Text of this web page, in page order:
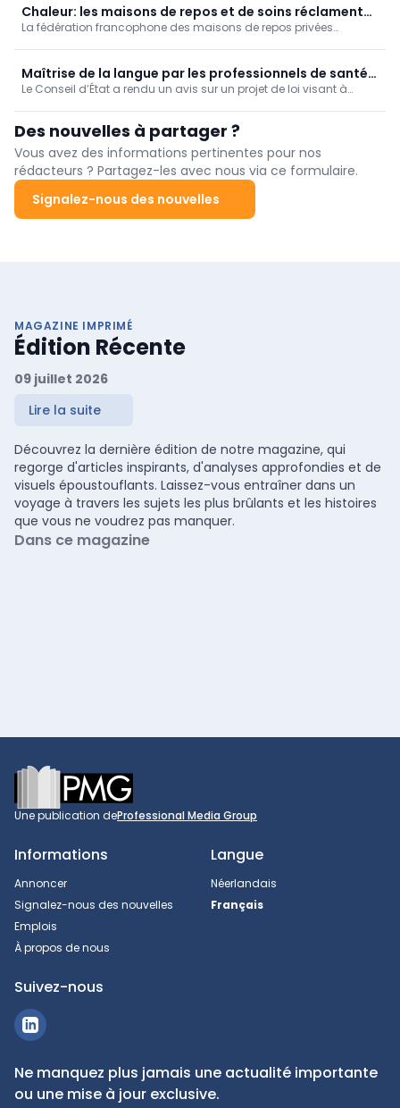
Bruxelles-Capitale.
Chaleur: les maisons de repos et de soins réclament
une vision à long terme
La fédération francophone des maisons de repos privées
conformer.
Maîtrise de la langue par les professionnels de santé:
avis nuancé du Conseil d'État
Le Conseil d’État a rendu un avis sur un projet de loi visant à
dans laquelle ils exercent.
Des nouvelles à partager ?
Vous avez des informations pertinentes pour nos
rédacteurs ? Partagez-les avec nous via ce formulaire.
Signalez-nous des nouvelles
MAGAZINE IMPRIMÉ
Édition Récente
09 juillet 2026
Lire la suite
Découvrez la dernière édition de notre magazine, qui
regorge d'articles inspirants, d'analyses approfondies et de
visuels époustouflants. Laissez-vous entraîner dans un
voyage à travers les sujets les plus brûlants et les histoires
que vous ne voudrez pas manquer.
Dans ce magazine
Footer
Une publication deProfessional Media Group
Informations
Annoncer
Signalez-nous des nouvelles
Emplois
À propos de nous
Langue
Néerlandais
Français
Suivez-nous
Ne manquez plus jamais une actualité importante
ou une mise à jour exclusive.